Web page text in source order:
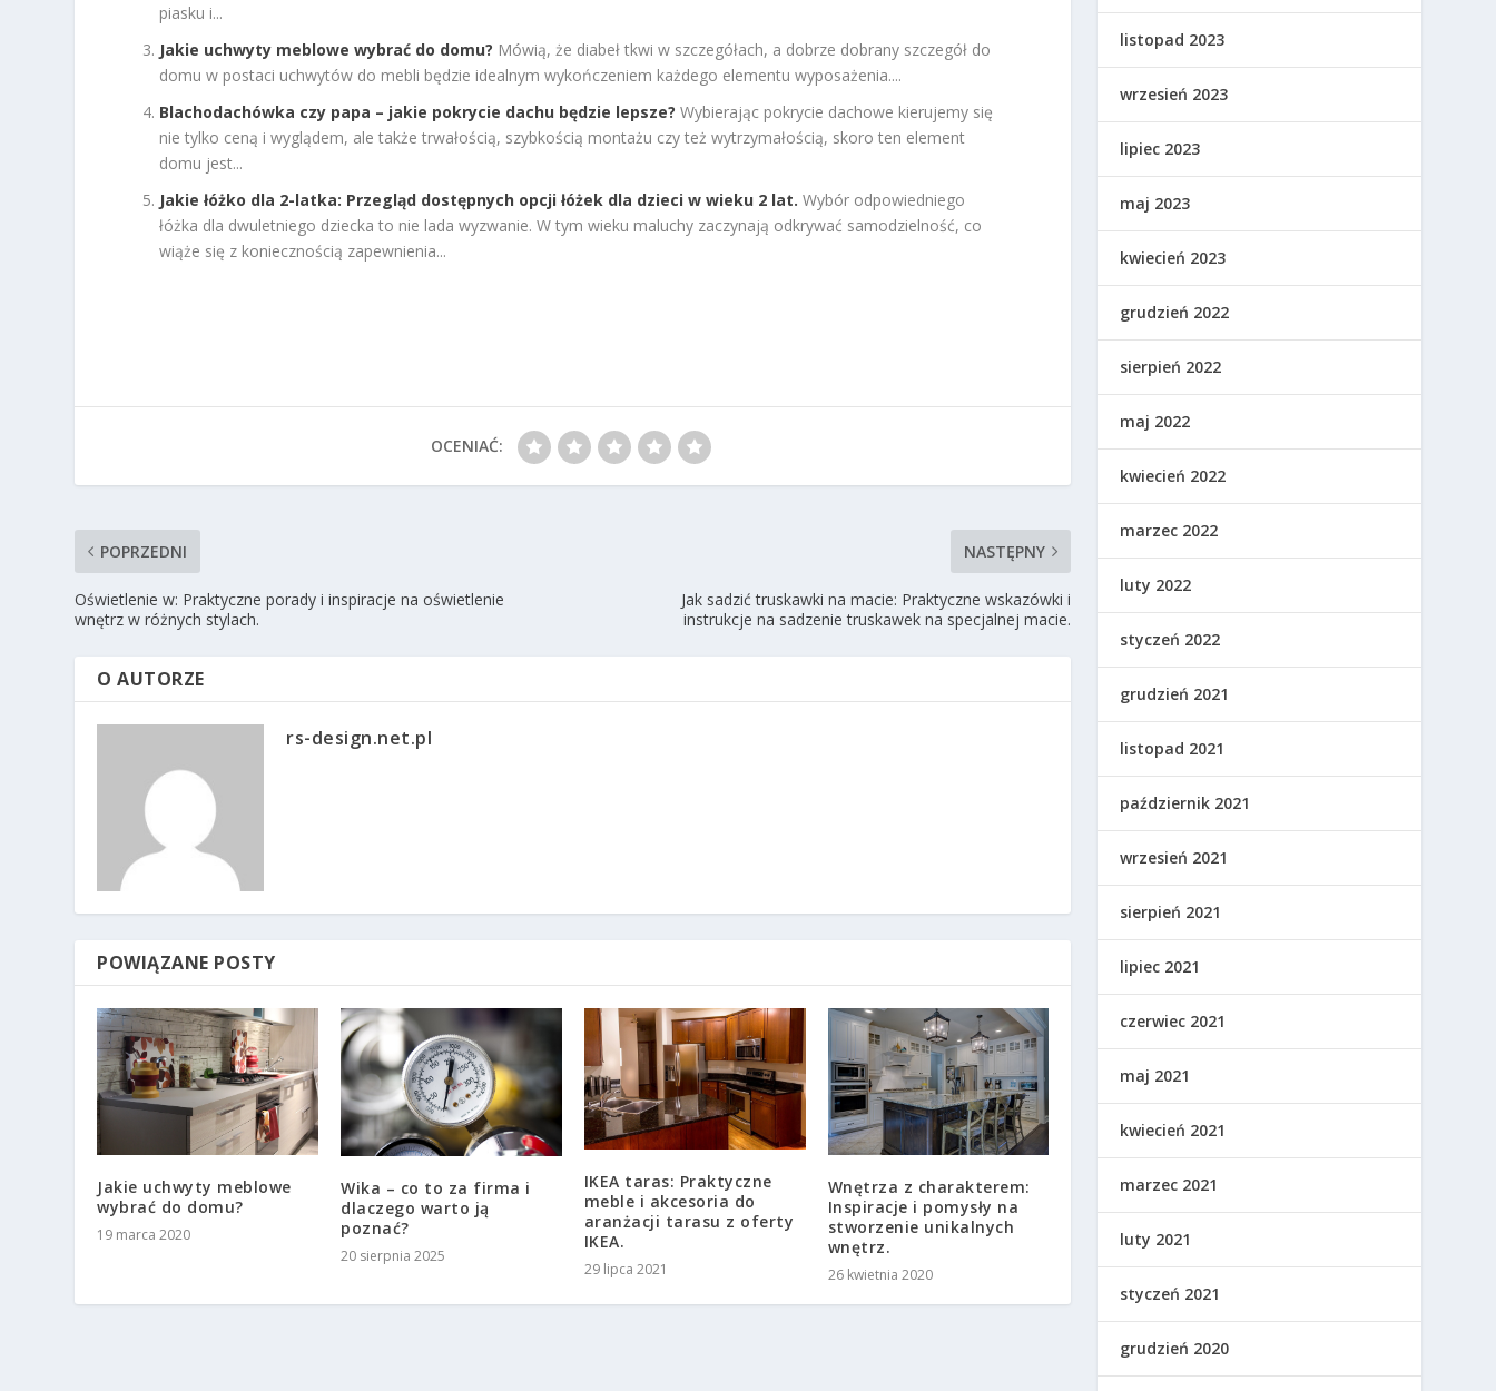
piasku i...
Jakie uchwyty meblowe wybrać do domu? Mówią, że diabeł tkwi w szczegółach, a dobrze dobrany szczegół do
domu w postaci uchwytów do mebli będzie idealnym wykończeniem każdego elementu wyposażenia....
Blachodachówka czy papa – jakie pokrycie dachu będzie lepsze? Wybierając pokrycie dachowe kierujemy się
nie tylko ceną i wyglądem, ale także trwałością, szybkością montażu czy też wytrzymałością, skoro ten element
domu jest...
Jakie łóżko dla 2-latka: Przegląd dostępnych opcji łóżek dla dzieci w wieku 2 lat. Wybór odpowiedniego
łóżka dla dwuletniego dziecka to nie lada wyzwanie. W tym wieku maluchy zaczynają odkrywać samodzielność, co
wiąże się z koniecznością zapewnienia...
OCENIAĆ:
POPRZEDNI
Oświetlenie w: Praktyczne porady i inspiracje na oświetlenie
wnętrz w różnych stylach.
NASTĘPNY
Jak sadzić truskawki na macie: Praktyczne wskazówki i
instrukcje na sadzenie truskawek na specjalnej macie.
O AUTORZE
rs-design.net.pl
POWIĄZANE POSTY
Jakie uchwyty meblowe
wybrać do domu?
19 marca 2020
Wika – co to za firma i
dlaczego warto ją
poznać?
20 sierpnia 2025
IKEA taras: Praktyczne
meble i akcesoria do
aranżacji tarasu z oferty
IKEA.
29 lipca 2021
Wnętrza z charakterem:
Inspiracje i pomysły na
stworzenie unikalnych
wnętrz.
26 kwietnia 2020
listopad 2023
wrzesień 2023
lipiec 2023
maj 2023
kwiecień 2023
grudzień 2022
sierpień 2022
maj 2022
kwiecień 2022
marzec 2022
luty 2022
styczeń 2022
grudzień 2021
listopad 2021
październik 2021
wrzesień 2021
sierpień 2021
lipiec 2021
czerwiec 2021
maj 2021
kwiecień 2021
marzec 2021
luty 2021
styczeń 2021
grudzień 2020